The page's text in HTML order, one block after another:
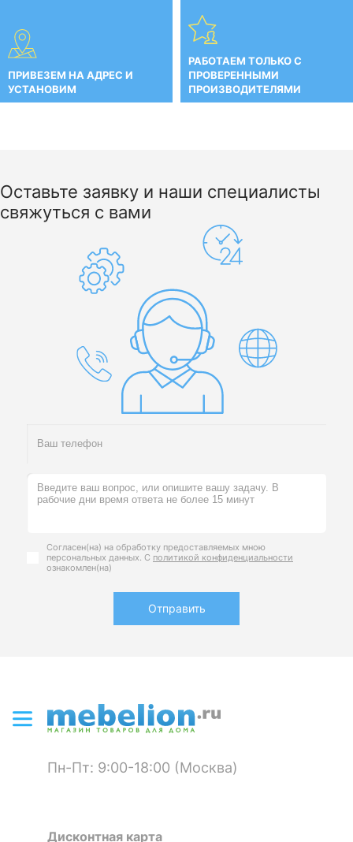
ПРИВЕЗЕМ НА АДРЕС И
УСТАНОВИМ
РАБОТАЕМ ТОЛЬКО С
ПРОВЕРЕННЫМИ
ПРОИЗВОДИТЕЛЯМИ
Оставьте заявку и наши специалисты
свяжуться с вами
Согласен(на) на обработку предоставляемых мною
персональных данных. С политикой конфиденциальности
ознакомлен(на)
Отправить
Пн-Пт: 9:00-18:00 (Москва)
Дисконтная карта